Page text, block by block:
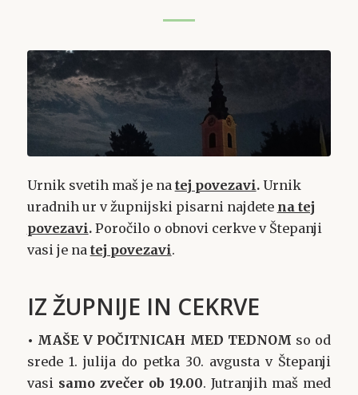
Urnik svetih maš je na tej povezavi.Urnik
uradnih ur v župnijski pisarni najdete na tej
povezavi.Poročilo o obnovi cerkve v Štepanji
vasi je na tej povezavi.
IZ ŽUPNIJE IN CEKRVE
• MAŠE V POČITNICAH MED TEDNOM so od
srede 1. julija do petka 30. avgusta v Štepanji
vasi samo zvečer ob 19.00. Jutranjih maš med